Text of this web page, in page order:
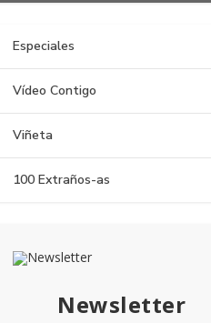
Especiales
Vídeo Contigo
Viñeta
100 Extraños-as
Newsletter